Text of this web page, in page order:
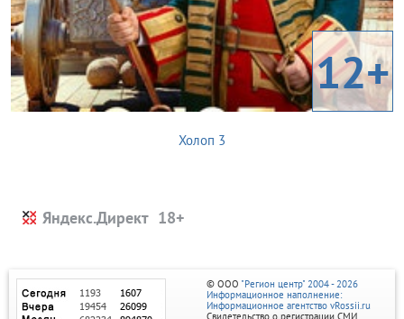
12+
Холоп 3
Яндекс.Директ
© ООО "Регион центр" 2004 - 2026
Информационное наполнение:
Информационное агентство vRossii.ru
Свидетельство о регистрации СМИ